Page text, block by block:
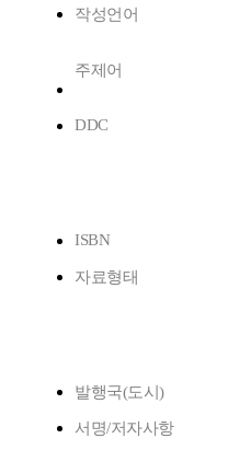
작성언어
주제어
DDC
ISBN
자료형태
발행국(도시)
서명/저자사항